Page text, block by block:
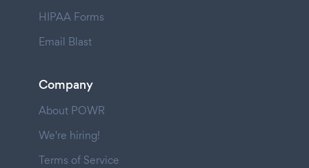
HIPAA Forms
Email Blast
Company
About POWR
We're hiring!
Terms of Service